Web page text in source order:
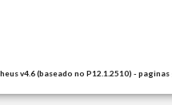
v4.6 (baseado no P12.1.2510) -